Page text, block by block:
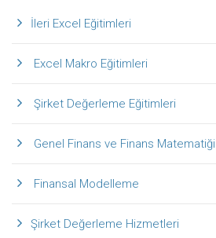
İleri Excel Eğitimleri
Excel Makro Eğitimleri
Şirket Değerleme Eğitimleri
Genel Finans ve Finans Matematiği
Finansal Modelleme
Şirket Değerleme Hizmetleri